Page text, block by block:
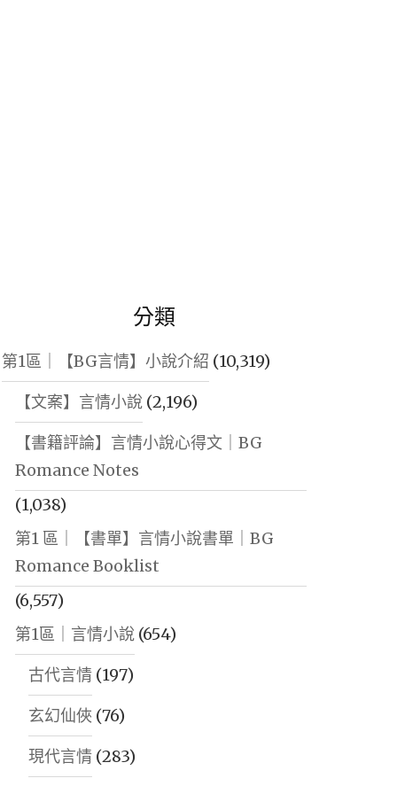
分類
第1區｜【BG言情】小說介紹 (10,319)
【文案】言情小說(2,196)
【書籍評論】言情小說心得文｜BG
Romance Notes
(1,038)
第1 區｜【書單】言情小說書單｜BG
Romance Booklist
(6,557)
第1區｜言情小說(654)
古代言情(197)
玄幻仙俠 (76)
現代言情(283)